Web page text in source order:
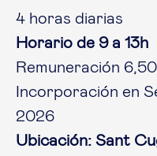
4 horas diarias
Horario de 9 a 13h
Remuneración
Incorporación en
2026
Ubicación: Sant